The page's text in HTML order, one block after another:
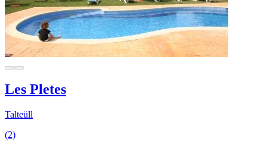
Les Pletes
Talteüll
(2)